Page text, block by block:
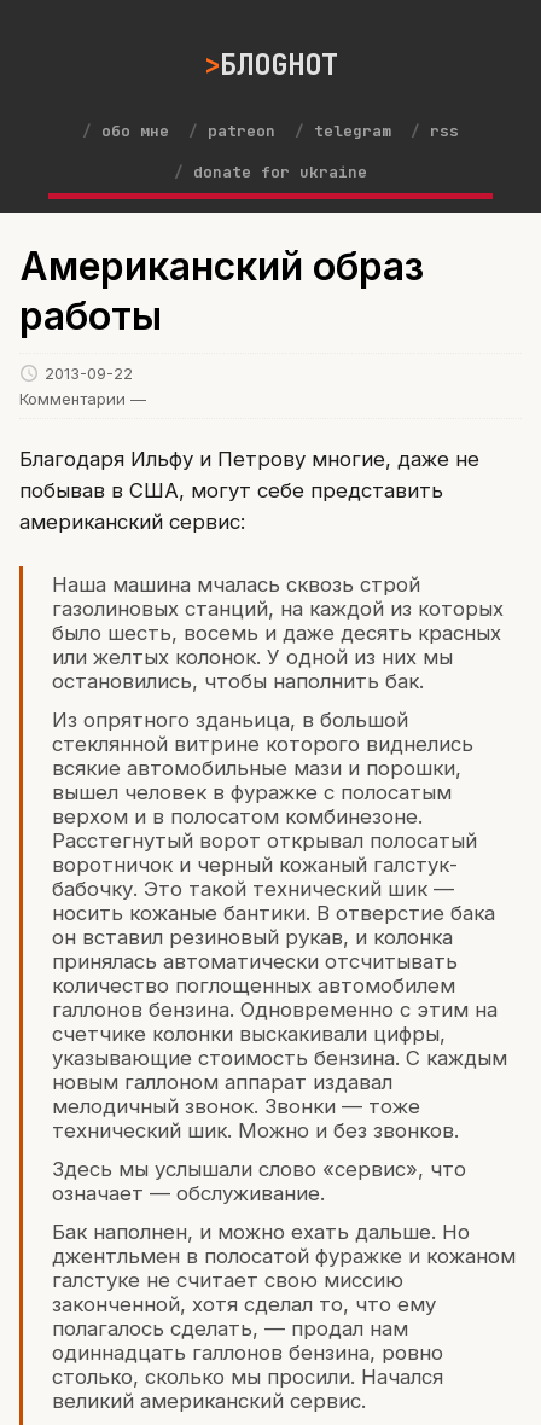
БЛОGНОТ
обо мне patreon telegram
rss
donate for ukraine
Американский образ
работы
2013-09-22
Комментарии —
Благодаря Ильфу и Петрову многие, даже не
побывав в США, могут себе представить
американский сервис:
Наша машина мчалась сквозь строй
газолиновых станций, на каждой из которых
было шесть, восемь и даже десять красных
или желтых колонок. У одной из них мы
остановились, чтобы наполнить бак.
Из опрятного зданьица, в большой
стеклянной витрине которого виднелись
всякие автомобильные мази и порошки,
вышел человек в фуражке с полосатым
верхом и в полосатом комбинезоне.
Расстегнутый ворот открывал полосатый
воротничок и черный кожаный галстук-
бабочку. Это такой технический шик —
носить кожаные бантики. В отверстие бака
он вставил резиновый рукав, и колонка
принялась автоматически отсчитывать
количество поглощенных автомобилем
галлонов бензина. Одновременно с этим на
счетчике колонки выскакивали цифры,
указывающие стоимость бензина. С каждым
новым галлоном аппарат издавал
мелодичный звонок. Звонки — тоже
технический шик. Можно и без звонков.
Здесь мы услышали слово «сервис», что
означает — обслуживание.
Бак наполнен, и можно ехать дальше. Но
джентльмен в полосатой фуражке и кожаном
галстуке не считает свою миссию
законченной, хотя сделал то, что ему
полагалось сделать, — продал нам
одиннадцать галлонов бензина, ровно
столько, сколько мы просили. Начался
великий американский сервис.